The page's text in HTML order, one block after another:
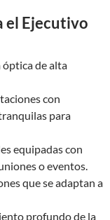
el Ejecutivo
de alta
con
para
equipadas con
o eventos.
que se adaptan a
profundo de la